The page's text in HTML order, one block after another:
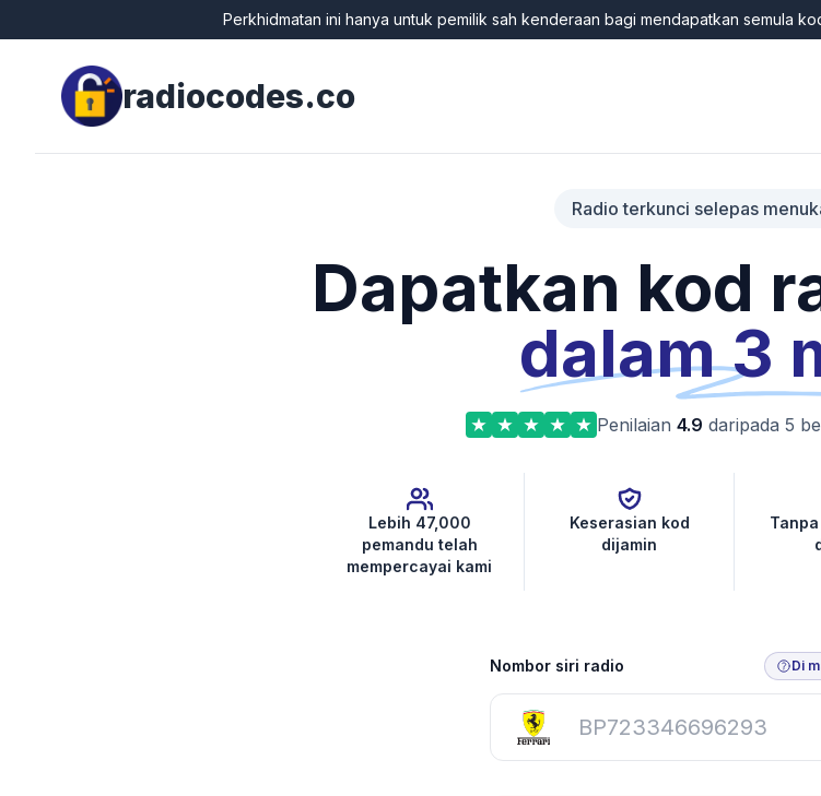
Perkhidmatan ini hanya untuk pemilik sah kenderaan bagi mendapatkan semula
radiocodes.co
Radio terkunci selepas
Dapatkan kod
dalam 3
Penilaian 4.9 daripada 5
Lebih 47,000
pemandu telah
mempercayai kami
Keserasian kod
dijamin
Nombor siri radio Di